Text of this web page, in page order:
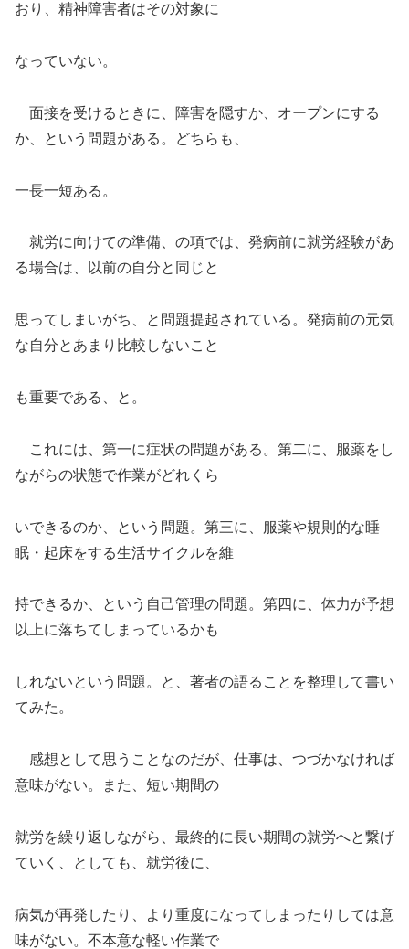
おり、精神障害者はその対象に
なっていない。
面接を受けるときに、障害を隠すか、オープンにする
か、という問題がある。どちらも、
一長一短ある。
就労に向けての準備、の項では、発病前に就労経験があ
る場合は、以前の自分と同じと
思ってしまいがち、と問題提起されている。発病前の元気
な自分とあまり比較しないこと
も重要である、と。
これには、第一に症状の問題がある。第二に、服薬をし
ながらの状態で作業がどれくら
いできるのか、という問題。第三に、服薬や規則的な睡
眠・起床をする生活サイクルを維
持できるか、という自己管理の問題。第四に、体力が予想
以上に落ちてしまっているかも
しれないという問題。と、著者の語ることを整理して書い
てみた。
感想として思うことなのだが、仕事は、つづかなければ
意味がない。また、短い期間の
就労を繰り返しながら、最終的に長い期間の就労へと繋げ
ていく、としても、就労後に、
病気が再発したり、より重度になってしまったりしては意
味がない。不本意な軽い作業で